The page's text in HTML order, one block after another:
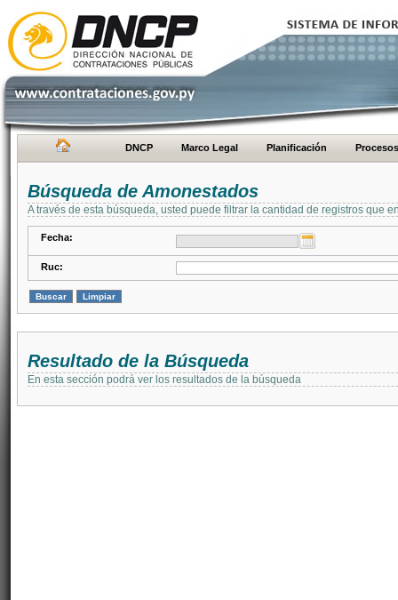
DNCP Marco Legal Planificación Procesos
Búsqueda de Amonestados
A través de esta búsqueda, usted puede filtrar la cantidad de registros que
Fecha:
Ruc:
Resultado de la Búsqueda
En esta sección podrá ver los resultados de la búsqueda